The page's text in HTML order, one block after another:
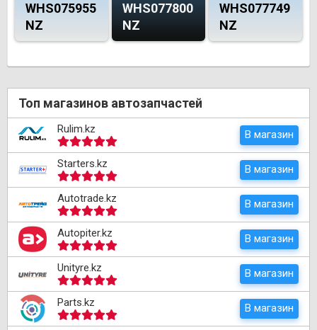
WHS075955
NZ
WHS077800
NZ
WHS077749
NZ
Топ магазинов автозапчастей
Rulim.kz В магазин
Starters.kz В магазин
Autotrade.kz В магазин
Autopiter.kz В магазин
Unityre.kz В магазин
Parts.kz В магазин